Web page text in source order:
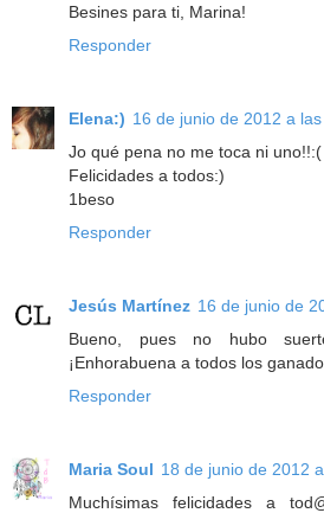
Besines para ti, Marina!
Responder
Elena:) 16 de junio de 2012 a
Jo qué pena no me toca ni uno!!:(
Felicidades a todos:)
1beso
Responder
Jesús Martínez 16 de junio de
Bueno, pues no hubo
¡Enhorabuena a todos los
Responder
Maria Soul 18 de junio de 2012
Muchísimas felicidades a